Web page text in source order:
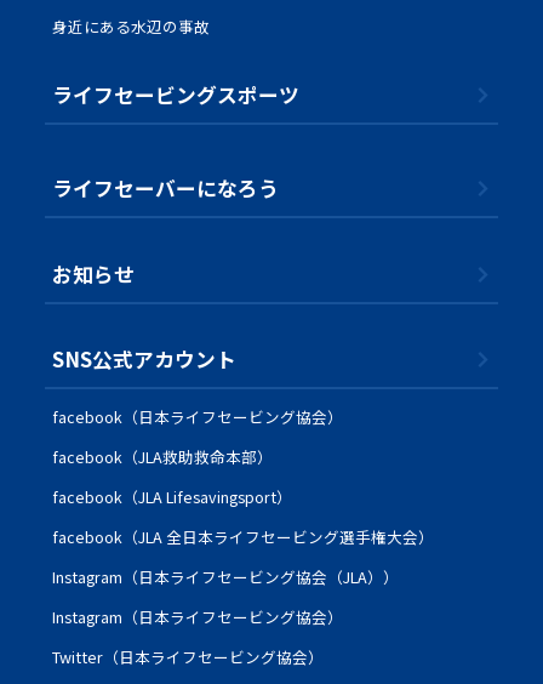
身近にある水辺の事故
ライフセービングスポーツ
ライフセーバーになろう
お知らせ
SNS公式アカウント
facebook（日本ライフセービング協会）
facebook（JLA救助救命本部）
facebook（JLA Lifesavingsport）
facebook（JLA 全日本ライフセービング選手権大会）
Instagram（日本ライフセービング協会（JLA））
Instagram（日本ライフセービング協会）
Twitter（日本ライフセービング協会）